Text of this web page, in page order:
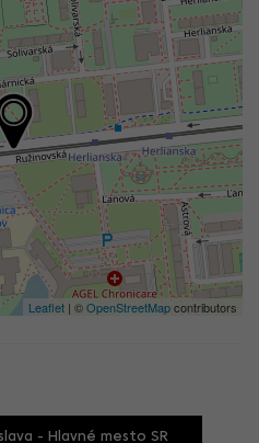
Leaflet | ©OpenStreetMapcontributors
- Hlavné mesto SR